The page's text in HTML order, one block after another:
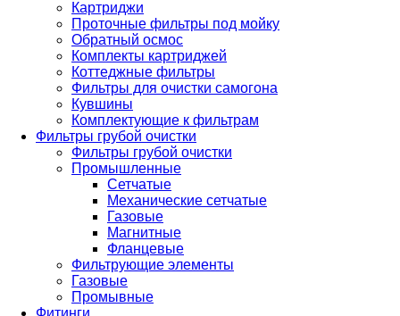
Картриджи
Проточные фильтры под мойку
Обратный осмос
Комплекты картриджей
Коттеджные фильтры
Фильтры для очистки самогона
Кувшины
Комплектующие к фильтрам
Фильтры грубой очистки
Фильтры грубой очистки
Промышленные
Сетчатые
Механические сетчатые
Газовые
Магнитные
Фланцевые
Фильтрующие элементы
Газовые
Промывные